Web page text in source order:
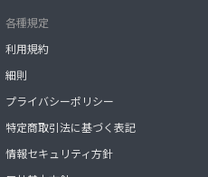
各種規定
利用規約
細則
プライバシーポリシー
特定商取引法に基づく表記
情報セキュリティ方針